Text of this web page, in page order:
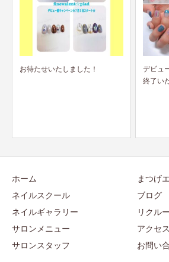
デビュー前キャンペーン！8月で
＆ヘル
ホーム
ネイルスクール
ネイルギャラリー
サロンメニュー
サロンスタッフ
まつげ
ブログ
リクル
アクセス
お問い